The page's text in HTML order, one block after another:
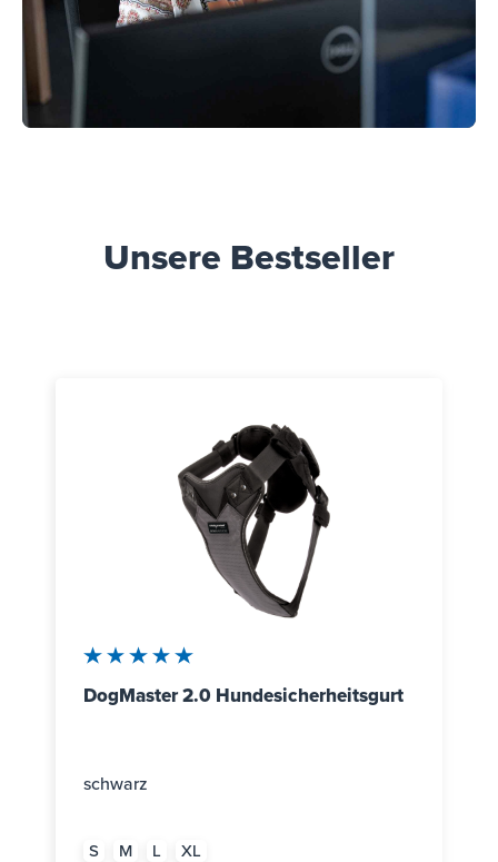
Unsere Bestseller
Durchschnittliche Bewertung von 5 von 5 Sternen
DogMaster 2.0 Hundesicherheitsgurt
schwarz
S M L XL